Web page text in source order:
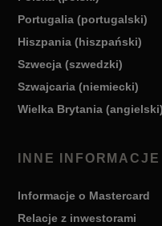
Portugalia (portugalski)
Hiszpania (hiszpański)
Szwecja (szwedzki)
Szwajcaria (niemiecki)
Wielka Brytania (angielski)
INNE INFORMACJE
Informacje o Mastercard
Relacje z inwestorami